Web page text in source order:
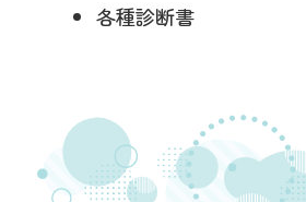
各種診断書